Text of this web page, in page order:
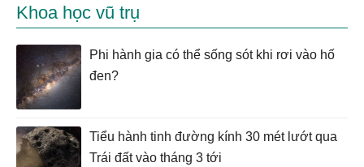
Khoa học vũ trụ
Phi hành gia có thể sống sót khi rơi vào hố
đen?
Tiểu hành tinh đường kính 30 mét lướt qua
Trái đất vào tháng 3 tới